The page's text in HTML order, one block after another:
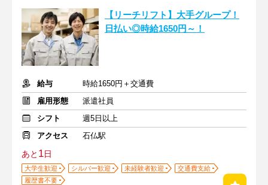
【リーチリフト】大手グループ！
日払い◎時給1650円～！
給与
時給1650円＋交通費
雇用形態
派遣社員
シフト
週5日以上
アクセス
石仏駅
あと 1日
大学生歓迎 シルバー歓迎 未経験者歓迎
交通費支給
履歴書不要